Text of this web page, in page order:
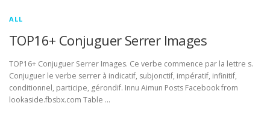
ALL
TOP16+ Conjuguer Serrer Images
TOP16+ Conjuguer Serrer Images. Ce verbe commence par la lettre s.
Conjuguer le verbe serrer à indicatif, subjonctif, impératif, infinitif,
conditionnel, participe, gérondif. Innu Aimun Posts Facebook from
lookaside.fbsbx.com Table …